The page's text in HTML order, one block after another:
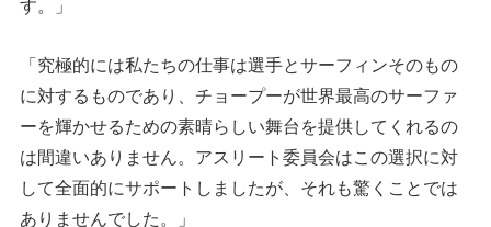
す。」
「究極的には私たちの仕事は選手とサーフィンそのもの
に対するものであり、チョープーが世界最高のサーファ
ーを輝かせるための素晴らしい舞台を提供してくれるの
は間違いありません。アスリート委員会はこの選択に対
して全面的にサポートしましたが、それも驚くことでは
ありませんでした。」